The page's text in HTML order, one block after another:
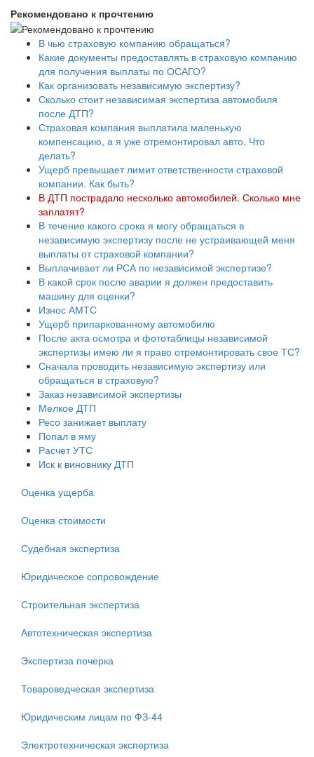
Рекомендовано к прочтению
В чью страховую компанию обращаться?
Какие документы предоставлять в страховую компанию
для получения выплаты по ОСАГО?
Как организовать независимую экспертизу?
Сколько стоит независимая экспертиза автомобиля
после ДТП?
Страховая компания выплатила маленькую
компенсацию, а я уже отремонтировал авто. Что
делать?
Ущерб превышает лимит ответственности страховой
компании. Как быть?
В ДТП пострадало несколько автомобилей. Сколько мне
заплатят?
В течение какого срока я могу обращаться в
независимую экспертизу после не устраивающей меня
выплаты от страховой компании?
Выплачивает ли РСА по независимой экспертизе?
В какой срок после аварии я должен предоставить
машину для оценки?
Износ АМТС
Ущерб припаркованному автомобилю
После акта осмотра и фототаблицы независимой
экспертизы имею ли я право отремонтировать свое ТС?
Сначала проводить независимую экспертизу или
обращаться в страховую?
Заказ независимой экспертизы
Мелкое ДТП
Ресо занижает выплату
Попал в яму
Расчет УТС
Иск к виновнику ДТП
Оценка ущерба
Оценка стоимости
Судебная экспертиза
Юридическое сопровождение
Строительная экспертиза
Автотехническая экспертиза
Экспертиза почерка
Товароведческая экспертиза
Юридическим лицам по ФЗ-44
Электротехническая экспертиза